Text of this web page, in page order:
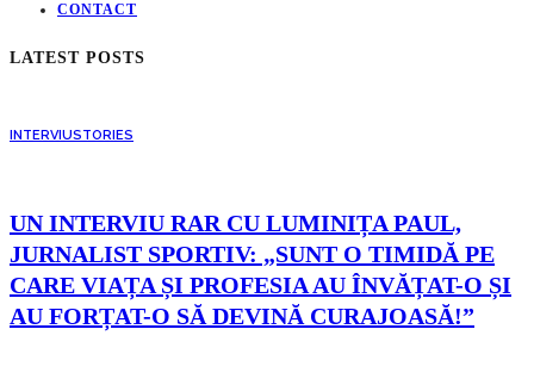
CONTACT
LATEST POSTS
INTERVIUSTORIES
UN INTERVIU RAR CU LUMINIȚA PAUL,
JURNALIST SPORTIV: „SUNT O TIMIDĂ PE
CARE VIAȚA ȘI PROFESIA AU ÎNVĂȚAT-O ȘI
AU FORȚAT-O SĂ DEVINĂ CURAJOASĂ!”